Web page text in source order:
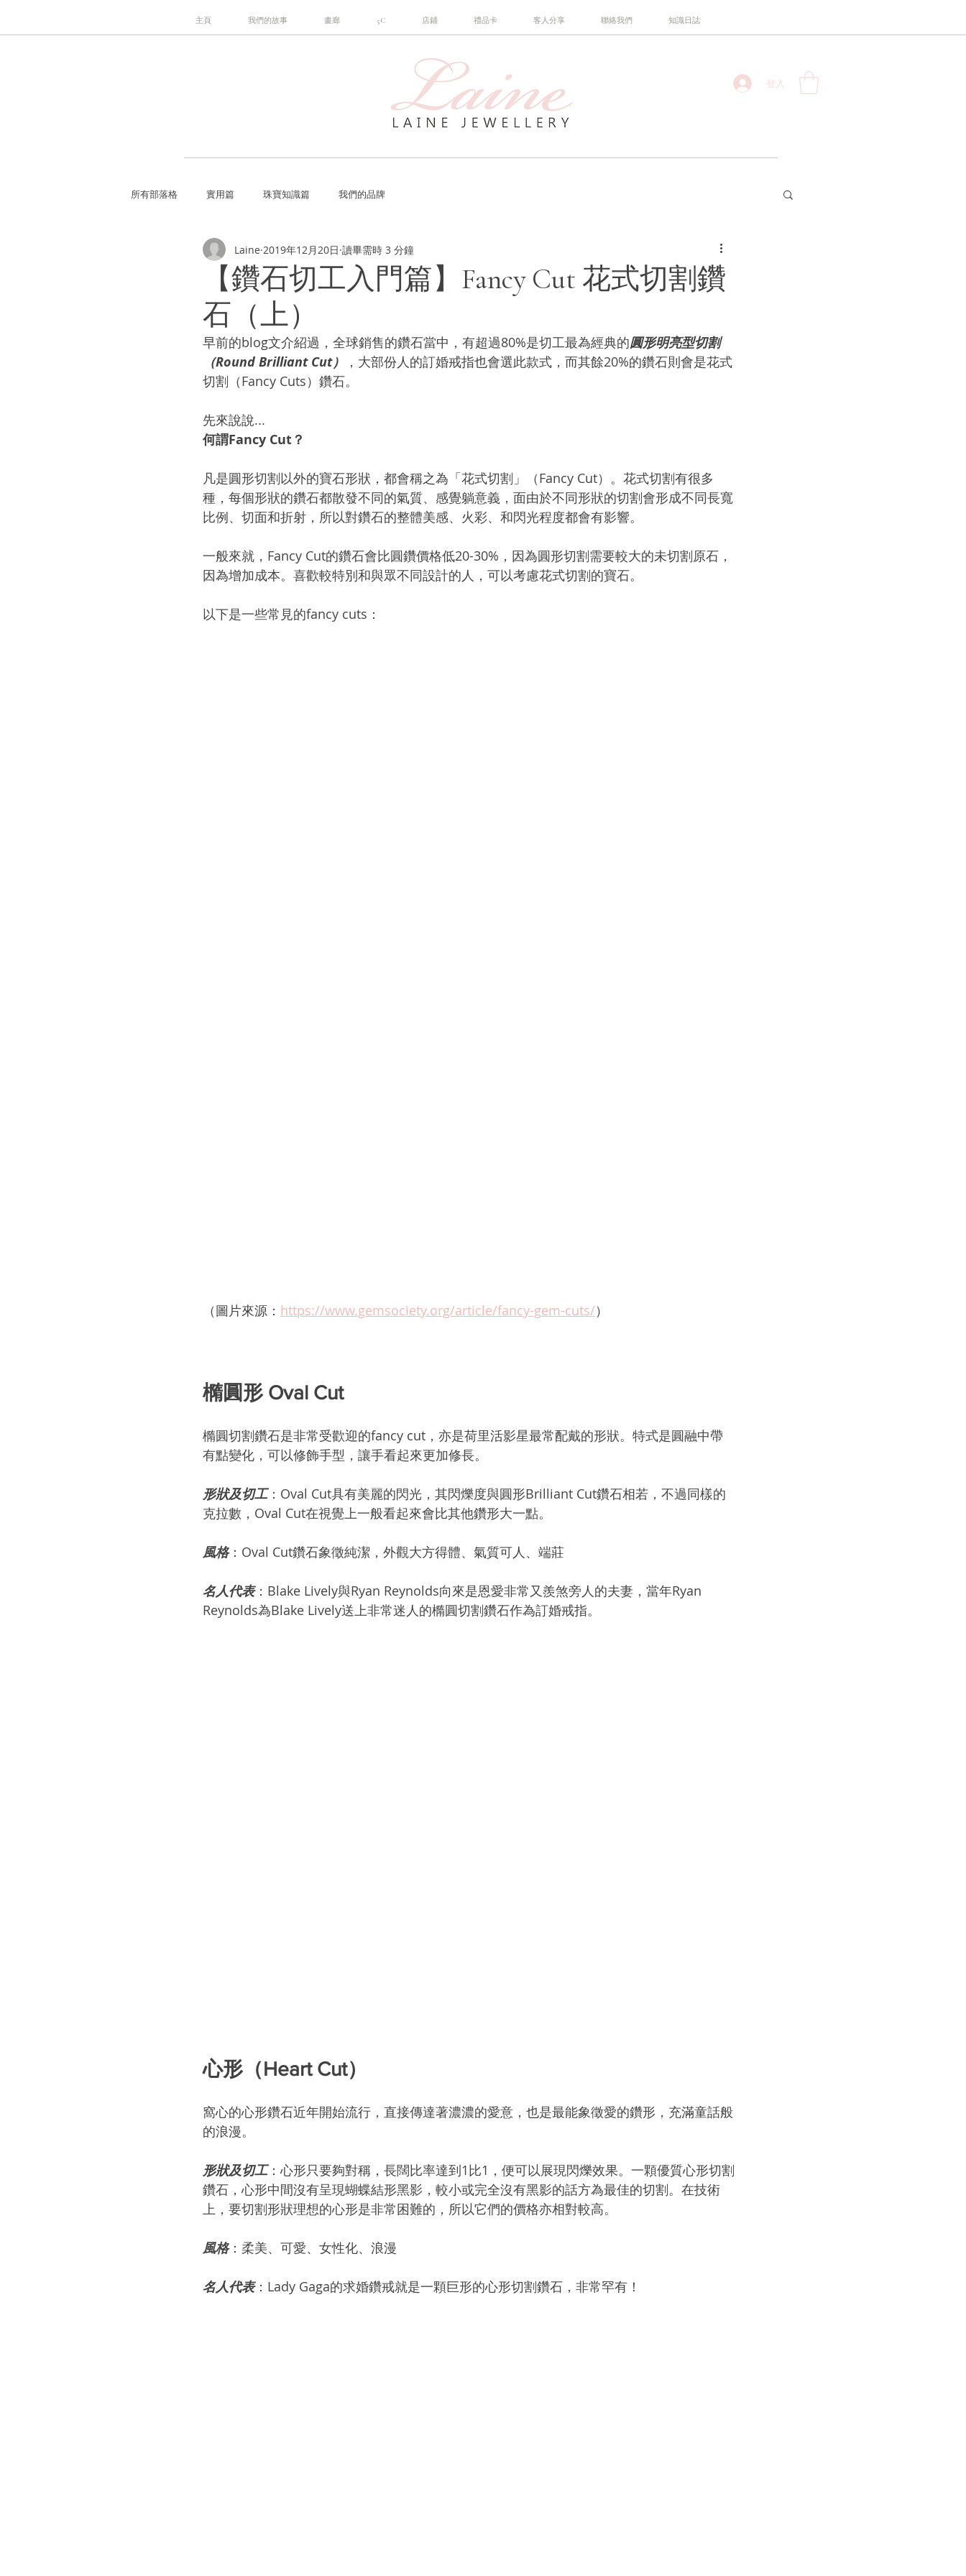
主頁 我們的故事 畫廊 5C 店鋪 禮品卡 客人分享 聯絡我們 知識日誌
登入
所有部落格 實用篇 珠寶知識篇 我們的品牌
【鑽石切工入門篇】Fancy Cut 花式切割鑽
石（上）
Laine 2019年12月20日 讀畢需時 3 分鐘
早前的blog文介紹過，全球銷售的鑽石當中，有超過80%是切工最為經典的圓形明亮型切割
（Round Brilliant Cut）
，大部份人的訂婚戒指也會選此款式，而其餘20%的鑽石則會是花式
切割（Fancy Cuts）鑽石。
先來說說...
何謂Fancy Cut？
凡是圓形切割以外的寶石形狀，都會稱之為「花式切割」（Fancy Cut）。花式切割有很多
種，每個形狀的鑽石都散發不同的氣質、感覺躺意義，面由於不同形狀的切割會形成不同長寬
比例、切面和折射，所以對鑽石的整體美感、火彩、和閃光程度都會有影響。
一般來就，Fancy Cut的鑽石會比圓鑽價格低20-30%，因為圓形切割需要較大的未切割原石，
因為增加成本。喜歡較特別和與眾不同設計的人，可以考慮花式切割的寶石。
以下是一些常見的fancy cuts：
（圖片來源： https://www.gemsociety.org/article/fancy-gem-cuts/）
橢圓形 Oval Cut
橢圓切割鑽石是非常受歡迎的fancy cut，亦是荷里活影星最常配戴的形狀。特式是圓融中帶
有點變化，可以修飾手型，讓手看起來更加修長。
形狀及切工：Oval Cut具有美麗的閃光，其閃爍度與圓形Brilliant Cut鑽石相若，不過同樣的
克拉數，Oval Cut在視覺上一般看起來會比其他鑽形大一點。
風格：Oval Cut鑽石象徵純潔，外觀大方得體、氣質可人、端莊
名人代表：Blake Lively與Ryan Reynolds向來是恩愛非常又羨煞旁人的夫妻，當年Ryan
Reynolds為Blake Lively送上非常迷人的橢圓切割鑽石作為訂婚戒指。
心形（Heart Cut）
窩心的心形鑽石近年開始流行，直接傳達著濃濃的愛意，也是最能象徵愛的鑽形，充滿童話般
的浪漫。
形狀及切工：心形只要夠對稱，長闊比率達到1比1，便可以展現閃爍效果。一顆優質心形切割
鑽石，心形中間沒有呈現蝴蝶結形黑影，較小或完全沒有黑影的話方為最佳的切割。在技術
上，要切割形狀理想的心形是非常困難的，所以它們的價格亦相對較高。
風格：柔美、可愛、女性化、浪漫
名人代表：Lady Gaga的求婚鑽戒就是一顆巨形的心形切割鑽石，非常罕有！